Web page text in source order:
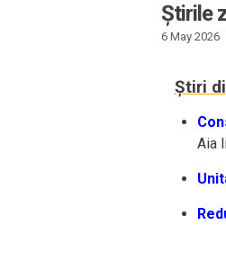
Știrile
6 May 2026
Știri
Aia